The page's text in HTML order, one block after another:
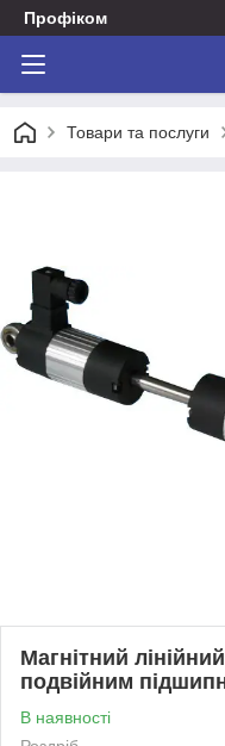
Профіком
Товари та послуги
Магнітний
подвійним
В наявності